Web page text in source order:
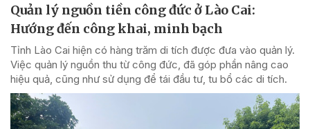
Quản lý nguồn tiền công đức ở Lào Cai:
Hướng đến công khai, minh bạch
Tỉnh Lào Cai hiện có hàng trăm di tích được đưa vào quản lý.
Việc quản lý nguồn thu từ công đức, đã góp phần nâng cao
hiệu quả, cũng như sử dụng để tái đầu tư, tu bổ các di tích.